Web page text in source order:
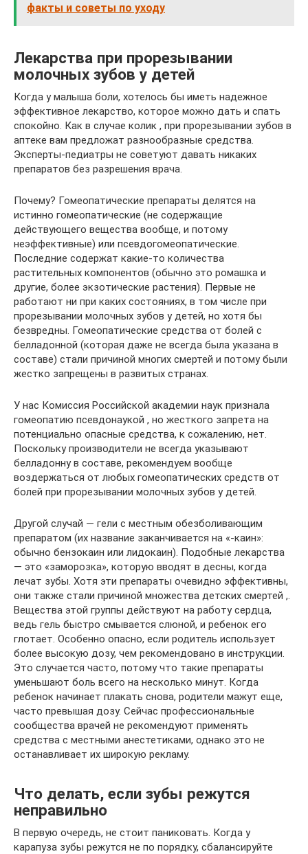
факты и советы по уходу
Лекарства при прорезывании
молочных зубов у детей
Когда у малыша боли, хотелось бы иметь надежное
эффективное лекарство, которое можно дать и спать
спокойно. Как в случае колик , при прорезывании зубов в
аптеке вам предложат разнообразные средства.
Эксперты-педиатры не советуют давать никаких
препаратов без разрешения врача.
Почему? Гомеопатические препараты делятся на
истинно гомеопатические (не содержащие
действующего вещества вообще, и потому
неэффективные) или псевдогомеопатические.
Последние содержат какие-то количества
растительных компонентов (обычно это ромашка и
другие, более экзотические растения). Первые не
работают ни при каких состояниях, в том числе при
прорезывании молочных зубов у детей, но хотя бы
безвредны. Гомеопатические средства от болей с
белладонной (которая даже не всегда была указана в
составе) стали причиной многих смертей и потому были
жестко запрещены в развитых странах.
У нас Комиссия Российской академии наук признала
гомеопатию псевдонаукой , но жесткого запрета на
потенциально опасные средства, к сожалению, нет.
Поскольку производители не всегда указывают
белладонну в составе, рекомендуем вообще
воздержаться от любых гомеопатических средств от
болей при прорезывании молочных зубов у детей.
Другой случай — гели с местным обезболивающим
препаратом (их название заканчивается на «-каин»:
обычно бензокаин или лидокаин). Подобные лекарства
— это «заморозка», которую вводят в десны, когда
лечат зубы. Хотя эти препараты очевидно эффективны,
они также стали причиной множества детских смертей ,.
Вещества этой группы действуют на работу сердца,
ведь гель быстро смывается слюной, и ребенок его
глотает. Особенно опасно, если родитель использует
более высокую дозу, чем рекомендовано в инструкции.
Это случается часто, потому что такие препараты
уменьшают боль всего на несколько минут. Когда
ребенок начинает плакать снова, родители мажут еще,
часто превышая дозу. Сейчас профессиональные
сообщества врачей не рекомендуют применять
средства с местными анестетиками, однако это не
останавливает их широкую рекламу.
Что делать, если зубы режутся
неправильно
В первую очередь, не стоит паниковать. Когда у
карапуза зубы режутся не по порядку, сбалансируйте